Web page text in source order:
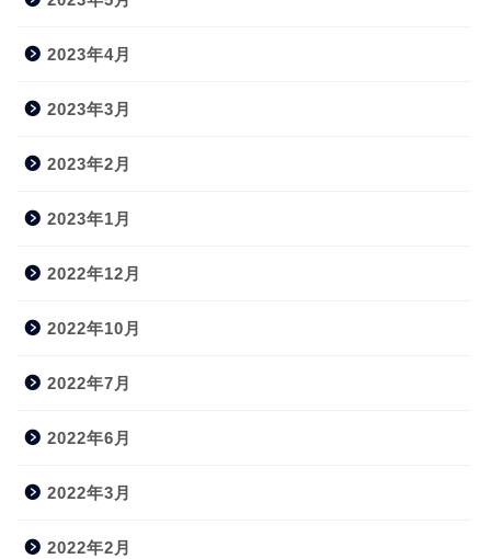
2023年4月
2023年3月
2023年2月
2023年1月
2022年12月
2022年10月
2022年7月
2022年6月
2022年3月
2022年2月